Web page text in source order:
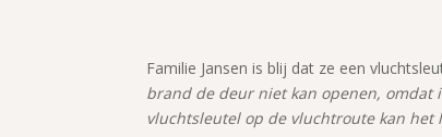
Familie Jansen is blij dat ze een
brand de deur niet kan openen, omdat
vluchtsleutel op de vluchtroute kan